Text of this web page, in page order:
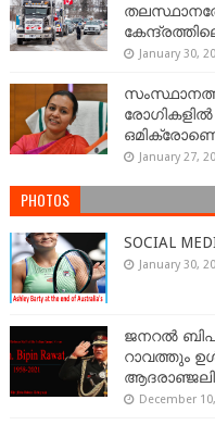
January 30,
രോഗികളിൽ
January 27,
PHOTOS
SOCIAL
January 30,
ജനറല്‍
റാവത്തും
ആദരാഞ്ജലി
December